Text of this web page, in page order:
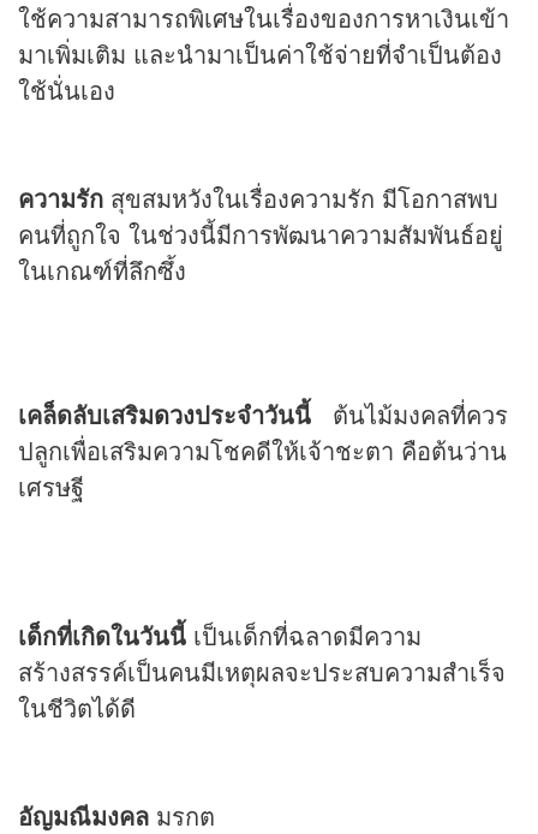
ใช้ความสามารถพิเศษในเรื่องของการหาเงินเข้า
มาเพิ่มเติม และนำมาเป็นค่าใช้จ่ายที่จำเป็นต้อง
ใช้นั่นเอง
ความรัก สุขสมหวังในเรื่องความรัก มีโอกาสพบ
คนที่ถูกใจ ในช่วงนี้มีการพัฒนาความสัมพันธ์อยู่
ในเกณฑ์ที่ลึกซึ้ง
เคล็ดลับเสริมดวงประจำวันนี้ ต้นไม้มงคลที่ควร
ปลูกเพื่อเสริมความโชคดีให้เจ้าชะตา คือต้นว่าน
เศรษฐี
เด็กที่เกิดในวันนี้ เป็นเด็กที่ฉลาดมีความ
สร้างสรรค์เป็นคนมีเหตุผลจะประสบความสำเร็จ
ในชีวิตได้ดี
อัญมณีมงคล มรกต